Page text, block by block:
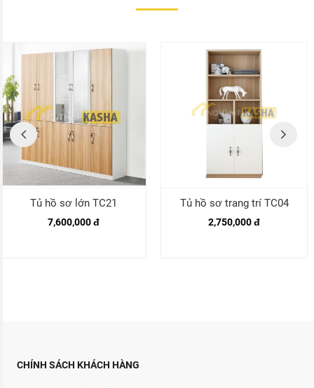
Tủ hồ sơ lớn TC21
7,600,000 đ
Tủ hồ sơ trang trí TC04
2,750,000 đ
CHÍNH SÁCH KHÁCH HÀNG